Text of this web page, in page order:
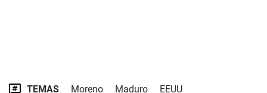
TEMAS Moreno Maduro EEUU